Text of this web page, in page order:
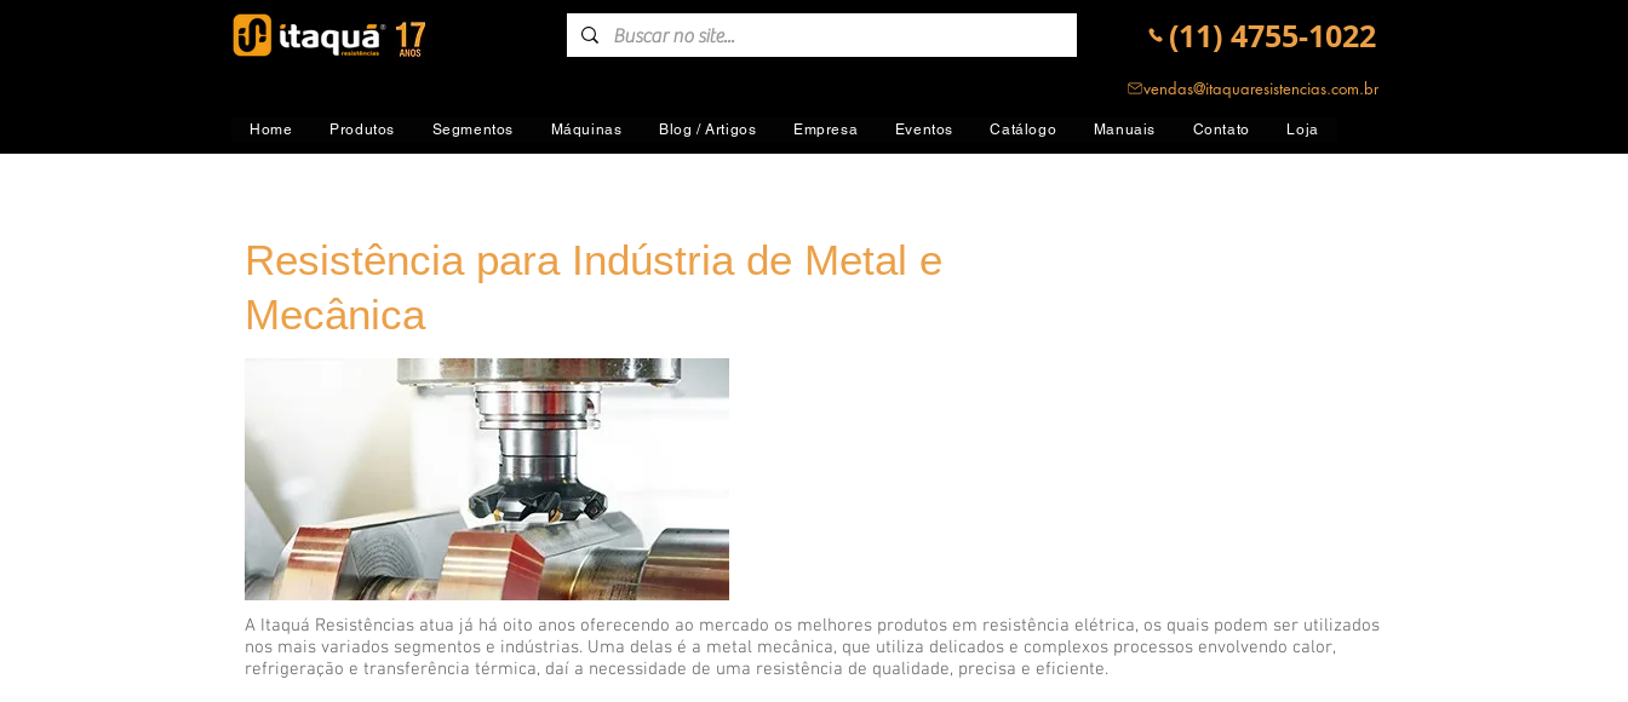
(11) 4755-1022
vendas@itaquaresistencias.com.br
Home Produtos Segmentos Máquinas Blog / Artigos Empresa Eventos Catálogo Manuais Contato Loja
Resistência para Indústria de Metal e
Mecânica
A Itaquá Resistências atua já há oito anos oferecendo ao mercado os melhores produtos em resistência elétrica, os quais podem ser utilizados
nos mais variados segmentos e indústrias. Uma delas é a metal mecânica, que utiliza delicados e complexos processos envolvendo calor,
refrigeração e transferência térmica, daí a necessidade de uma resistência de qualidade, precisa e eficiente.